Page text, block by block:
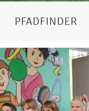
PFADFINDER